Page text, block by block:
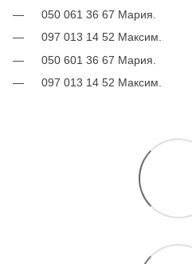
050 061 36 67 Мария.
097 013 14 52 Максим.
050 601 36 67 Мария.
097 013 14 52 Максим.